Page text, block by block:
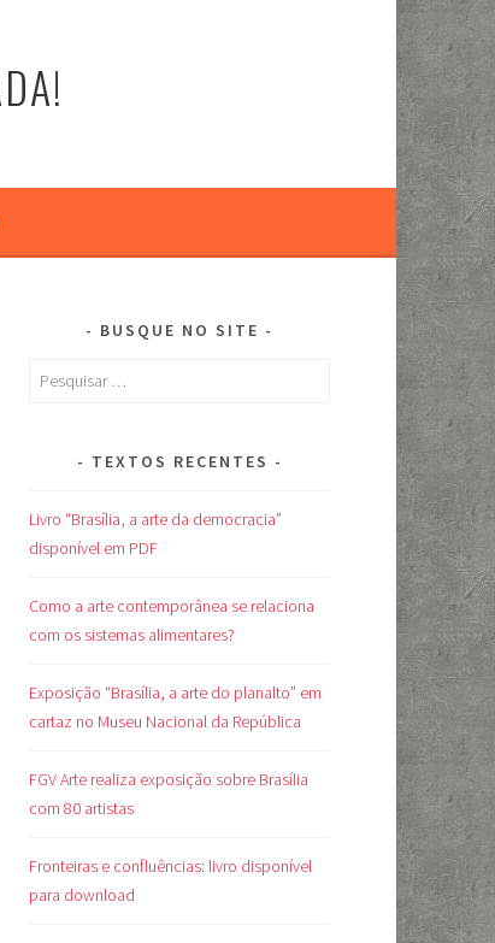
BUSQUE NO SITE
Pesquisar
TEXTOS RECENTES
Livro “Brasília, a arte da democracia”
disponível em PDF
Como a arte contemporânea se relaciona
com os sistemas alimentares?
Exposição “Brasília, a arte do planalto” em
cartaz no Museu Nacional da República
FGV Arte realiza exposição sobre Brasília
com 80 artistas
Fronteiras e confluências: livro disponível
para download